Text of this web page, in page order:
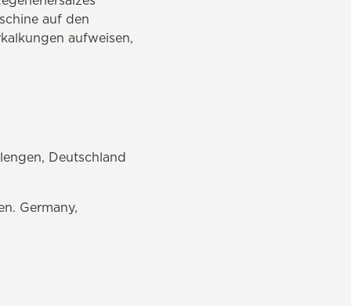
auf den
aufweisen,
Deutschland
Germany,